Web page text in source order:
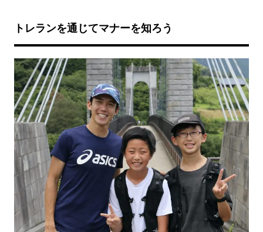
トレランを通じてマナーを知ろう